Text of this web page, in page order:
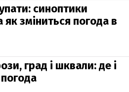
синоптики
як зміниться погода в
град і шквали: де і